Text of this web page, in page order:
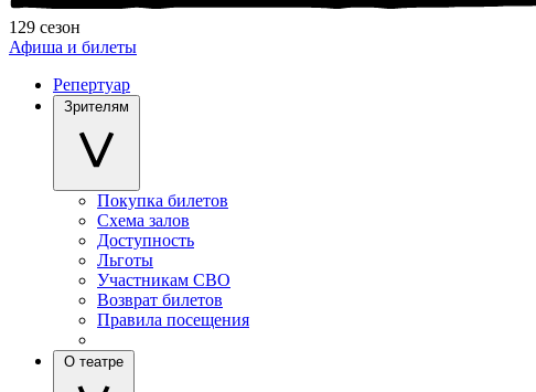
129 сезон
Афиша и билеты
Репертуар
Зрителям
Покупка билетов
Схема залов
Доступность
Льготы
Участникам СВО
Возврат билетов
Правила посещения
О театре